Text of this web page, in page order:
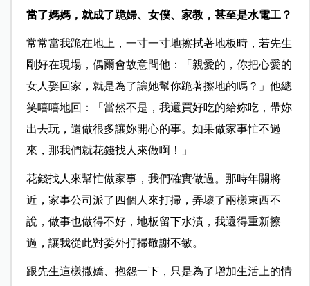
當了媽媽，就成了跪婦、女僕、家教，甚至是水電工？
常常當我跪在地上，一寸一寸地擦拭著地板時，若先生
剛好在現場，偶爾會故意問他：「親愛的，你把心愛的
女人娶回家，就是為了讓她幫你跪著擦地的嗎？」他總
笑嘻嘻地回：「當然不是，我還買好吃的給妳吃，帶妳
出去玩，還做很多讓妳開心的事。如果做家事忙不過
來，那我們就花錢找人來做啊！」
花錢找人來幫忙做家事，我們確實做過。那時年關將
近，家事公司派了四個人來打掃，弄壞了兩樣東西不
說，做事也做得不好，地板留下水漬，我還得重新擦
過，讓我從此對委外打掃敬謝不敏。
跟先生這樣撒嬌、抱怨一下，只是為了增加生活上的情